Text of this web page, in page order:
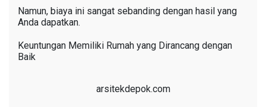
Namun, biaya ini sangat sebanding dengan hasil yang
Anda dapatkan.
Keuntungan Memiliki Rumah yang Dirancang dengan
Baik
arsitekdepok.com